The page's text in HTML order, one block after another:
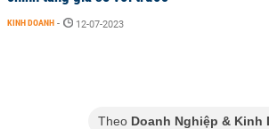
KINH DOANH - 12-07-2023
Theo Doanh Nghiệp & Kinh